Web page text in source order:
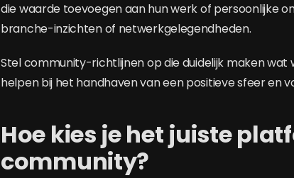
die waarde toevoegen aan hun werk of persoonlijke
branche-inzichten of netwerkgelegendheden.
Stel community-richtlijnen op die duidelijk maken wat
helpen bij het handhaven van een positieve sfeer en
Hoe kies je het juiste
community?